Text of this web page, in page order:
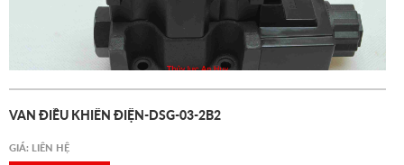
VAN ĐIỀU KHIỂN ĐIỆN-DSG-03-2B2
GIÁ: LIÊN HỆ